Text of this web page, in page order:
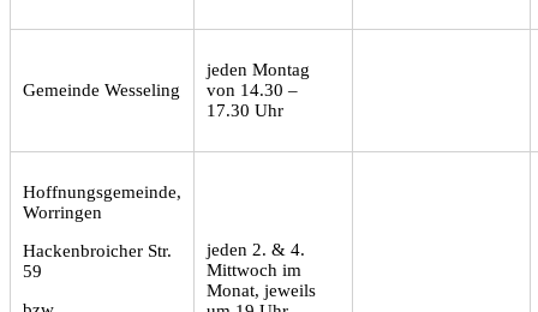
Gemeinde Wesseling
jeden Montag
von 14.30 –
17.30 Uhr
Hoffnungsgemeinde,
Worringen
Hackenbroicher Str.
59
jeden 2. & 4.
Mittwoch im
Monat, jeweils